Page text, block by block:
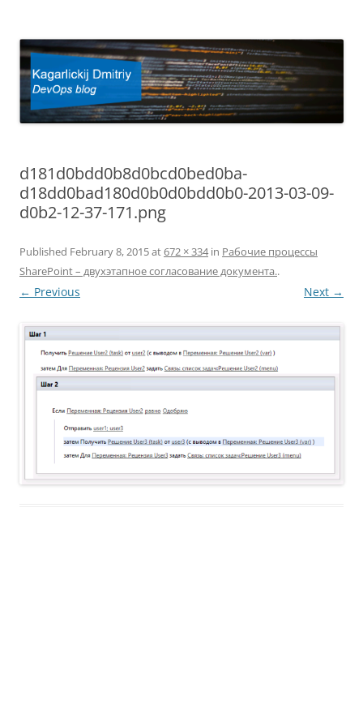
d181d0bdd0b8d0bcd0bed0ba-
d18dd0bad180d0b0d0bdd0b0-2013-03-09-
d0b2-12-37-171.png
Published February 8, 2015at672 × 334in Рабочие процессы
SharePoint – двухэтапное согласование документа..
← Previous Next →